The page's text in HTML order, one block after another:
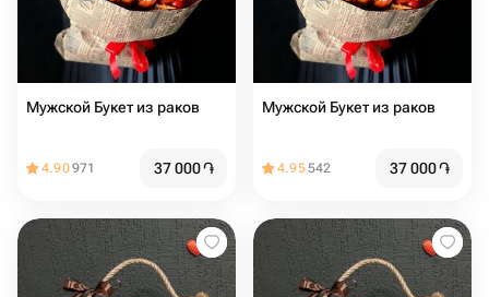
Мужской Букет из раков
4.90971 37 000֏
Мужской Букет из раков
4.95542 37 000֏